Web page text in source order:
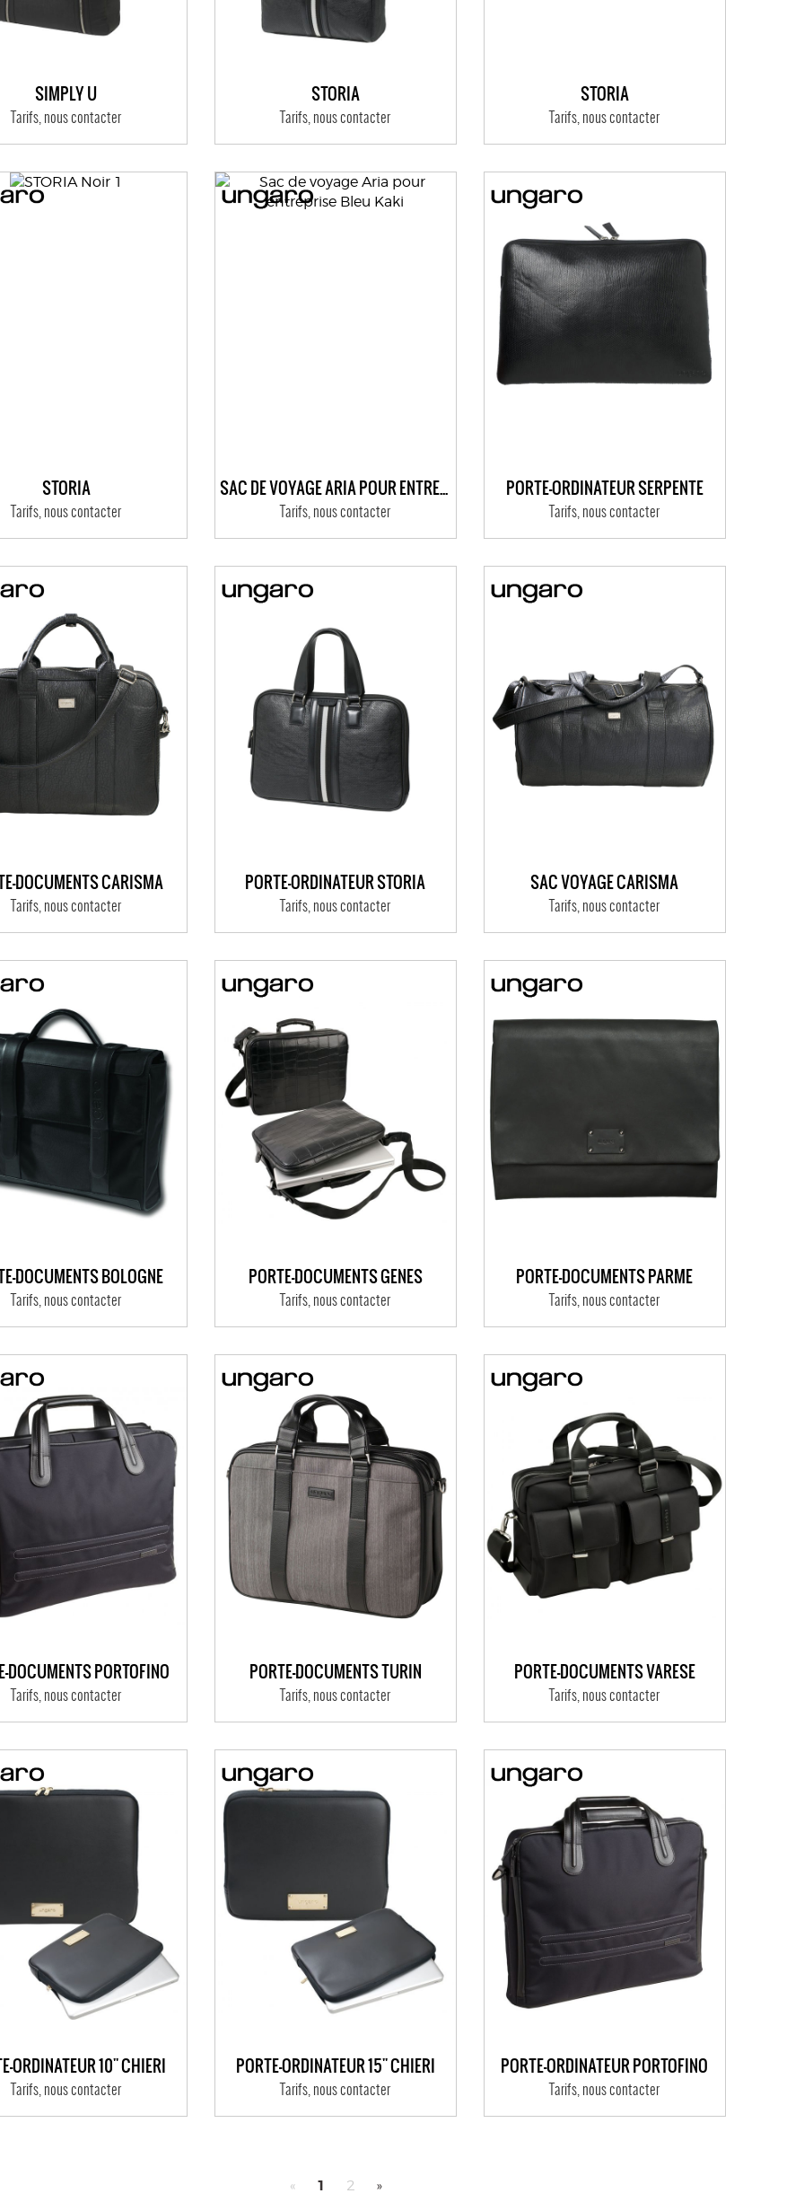
SIMPLY U
Tarifs, nous contacter
STORIA
Tarifs, nous contacter
STORIA
Tarifs, nous contacter
STORIA
Tarifs, nous contacter
SAC DE VOYAGE ARIA POUR ENTREPRISE
Tarifs, nous contacter
PORTE-ORDINATEUR SERPENTE
Tarifs, nous contacter
DOCUMENTS CARISMA
Tarifs, nous contacter
PORTE-ORDINATEUR STORIA
Tarifs, nous contacter
SAC VOYAGE CARISMA
Tarifs, nous contacter
DOCUMENTS BOLOGNE
Tarifs, nous contacter
PORTE-DOCUMENTS GENES
Tarifs, nous contacter
PORTE-DOCUMENTS PARME
Tarifs, nous contacter
DOCUMENTS PORTOFINO
Tarifs, nous contacter
PORTE-DOCUMENTS TURIN
Tarifs, nous contacter
PORTE-DOCUMENTS VARESE
Tarifs, nous contacter
ORDINATEUR 10'' CHIERI
Tarifs, nous contacter
PORTE-ORDINATEUR 15'' CHIERI
Tarifs, nous contacter
PORTE-ORDINATEUR PORTOFINO
Tarifs, nous contacter
« 1 2 »